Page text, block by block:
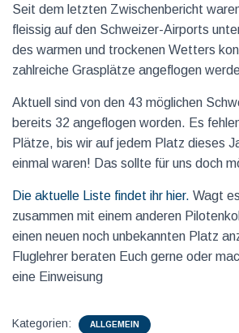
Seit dem letzten Zwischenbericht
fleissig auf den Schweizer-Airports
des warmen und trockenen Wetters
zahlreiche Grasplätze angeflogen
Aktuell sind von den 43 möglichen
bereits 32 angeflogen worden. Es
Plätze, bis wir auf jedem Platz dieses
einmal waren! Das sollte für uns doch
Die aktuelle Liste findet ihr hier. Wagt
zusammen mit einem anderen
einen neuen noch unbekannten Platz
Fluglehrer beraten Euch gerne oder
eine Einweisung
Kategorien: ALLGEMEIN